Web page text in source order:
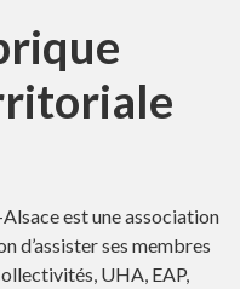
est une association
d’assister ses membres
UHA, EAP,